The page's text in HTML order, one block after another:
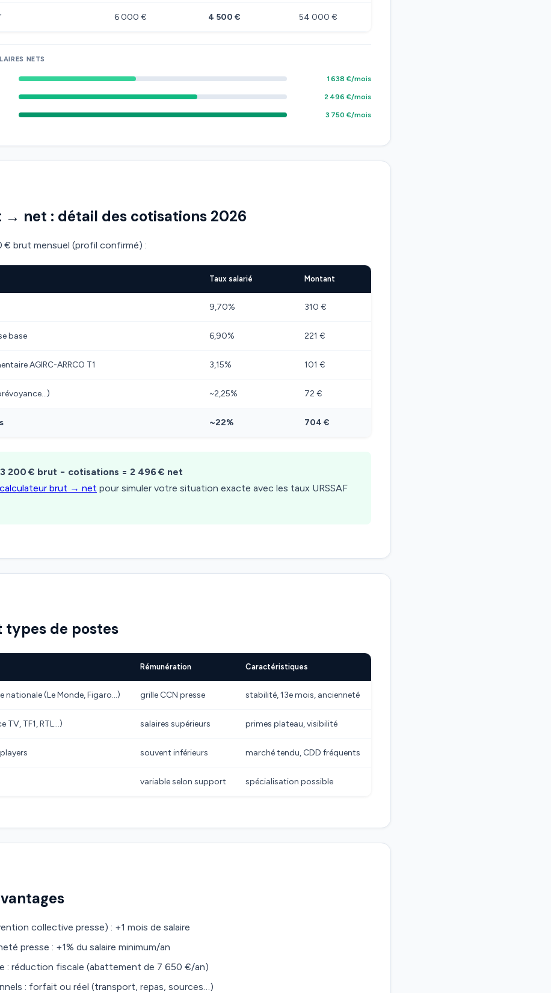
6 000 € 4 500 € 54 000 €
NETS
1 638 €/mois
2 496 €/mois
3 750 €/mois
net : détail des cotisations 2026
€ brut mensuel (profil confirmé) :
Taux salarié Montant
9,70% 310 €
base 6,90% 221 €
AGIRC-ARRCO T1 3,15% 101 €
~2,25% 72 €
~22% 704 €
200 € brut − cotisations = 2 496 € net
calculateur brut → net pour simuler votre situation exacte avec les taux URSSAF
types de postes
Rémunération Caractéristiques
nationale (Le Monde, Figaro…) grille CCN presse stabilité, 13e mois, ancienneté
TV, TF1, RTL…) salaires supérieurs primes plateau, visibilité
souvent inférieurs marché tendu, CDD fréquents
variable selon support spécialisation possible
collective presse) : +1 mois de salaire
presse : +1% du salaire minimum/an
: réduction fiscale (abattement de 7 650 €/an)
: forfait ou réel (transport, repas, sources…)